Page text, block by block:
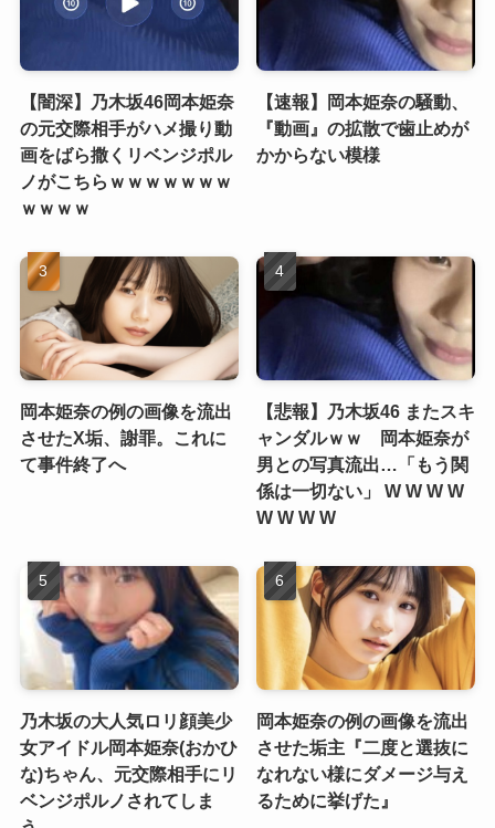
【闇深】乃木坂46岡本姫奈
の元交際相手がハメ撮り動
画をばら撒くリベンジポル
ノがこちらｗｗｗｗｗｗｗ
ｗｗｗｗ
【速報】岡本姫奈の騒動、
『動画』の拡散で歯止めが
かからない模様
岡本姫奈の例の画像を流出
させたX垢、謝罪。これに
て事件終了へ
【悲報】乃木坂46 またスキ
ャンダルｗｗ 岡本姫奈が
男との写真流出…「もう関
係は一切ない」 W W W W
W W W W
乃木坂の大人気ロリ顔美少
女アイドル岡本姫奈(おかひ
な)ちゃん、元交際相手にリ
ベンジポルノされてしま
岡本姫奈の例の画像を流出
させた垢主『二度と選抜に
なれない様にダメージ与え
るために挙げた』